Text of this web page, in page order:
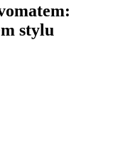
stylu